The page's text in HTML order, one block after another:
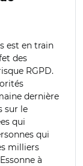
est en train
des
RGPD.
dernière
sur le
qui
qui
milliers
à